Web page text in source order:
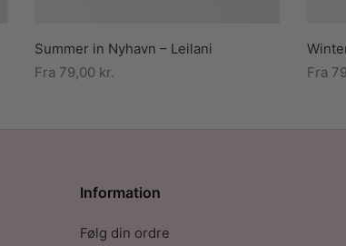
Summer in Nyhavn – Leilani
Fra 79,00 kr.
Fra
Information
Følg din ordre